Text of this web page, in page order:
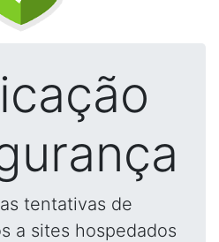
tentativas de
a sites hospedados